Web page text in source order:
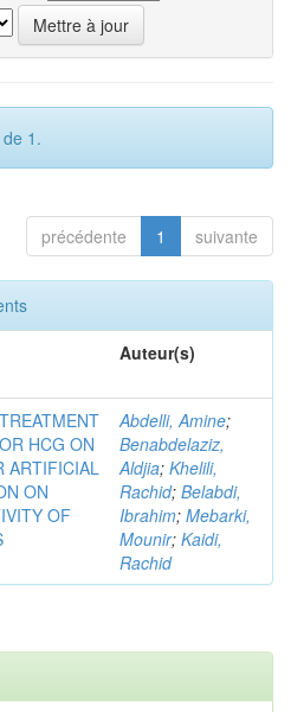
1.
précédente 1 suivante
Auteur(s)
HCG ON
ARTIFICIAL
ON
OF
Abdelli, Amine;
Benabdelaziz,
Aldjia; Khelili,
Rachid; Belabdi,
Ibrahim; Mebarki,
Mounir; Kaidi,
Rachid